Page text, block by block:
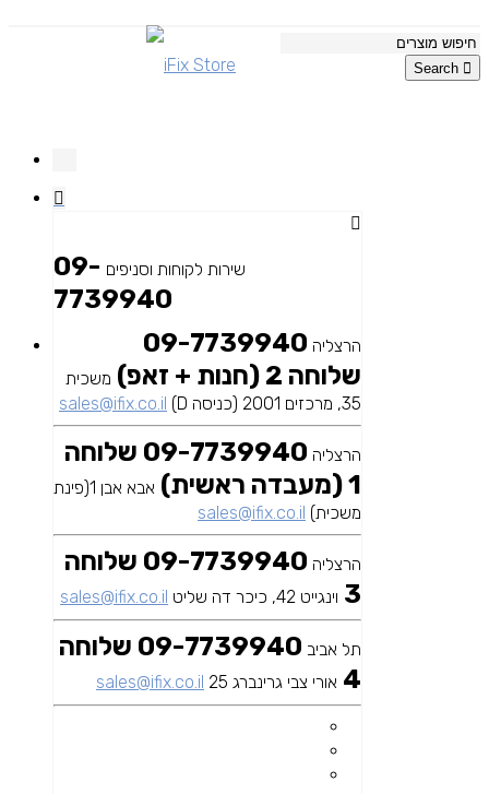
Search
שירות לקוחות וסניפים 09-
7739940
הרצליה 09-7739940
שלוחה 2 (חנות + זאפ)
משכית
35, מרכזים 2001 (כניסה D)
sales@ifix.co.il
הרצליה
09-7739940 שלוחה
1 (מעבדה ראשית)
אבא אבן 1(פינת
משכית) sales@ifix.co.il
הרצליה
09-7739940 שלוחה
3 וינגייט 42, כיכר דה שליט sales@ifix.co.il
תל אביב
09-7739940 שלוחה
4 אורי צבי גרינברג 25 sales@ifix.co.il